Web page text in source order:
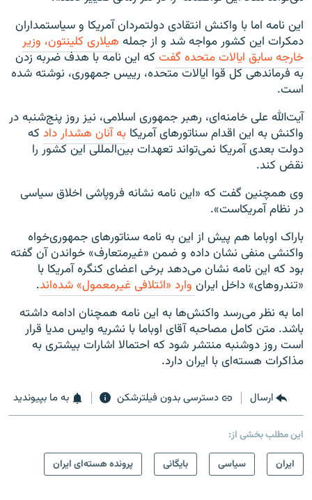
این نامه اما با واکنش انتقادی دولتمردان آمریکا و سیاستمداران
دمکرات این کشور مواجه شد و از جمله هیلاری کلینتون، وزیر
خارجه سابق ایالات متحده گفت که این نامه با هدف ضربه زدن
به فرماندهی کل قوا ایالات متحده، رییس جمهوری، نوشته شده
است.
آیت‌الله علی خامنه‌ای، رهبر جمهوری اسلامی، نیز روز پنج‌شنبه در
واکنش به این اقدام سناتورهای آمریکا به آنان هشدار داد که
دولت بعدی آمریکا نمی‌تواند تعهدات بین‌المللی این کشور را
نقض کند.
وی همچنین گفت که «این نامه نشانه فروپاشی اخلاق سیاسی
در نظام آمریکاست».
باراک اوباما هم پیش از این به نامه سناتورهای جمهوری‌خواه
واکنشی منفی نشان داده و ضمن «غیرمتعارف» خواندن آن گفته
بود که این نامه نشان می‌دهد برخی اعضای کنگره آمریکا با
«تندروهای» داخل ایران وارد «ائتلافی غیرمعمول» شده‌اند.
اما به نظر می‌رسد واکنش‌ها به این نامه همچنان ادامه داشته
باشد. متن کامل مصاحبه آقای اوباما با نشریه وایس مدیا قرار
است روز دوشنبه منتشر شود که احتمالا اشارات بیشتری به
مذاکرات هسته‌ای با ایران دارد.
ارسال دسترسی بدون فیلترشکن به ما بپیوندید
این مطلب بخشی از:
ايران
سیاسی بایگانی پرونده هسته‌ای ایران